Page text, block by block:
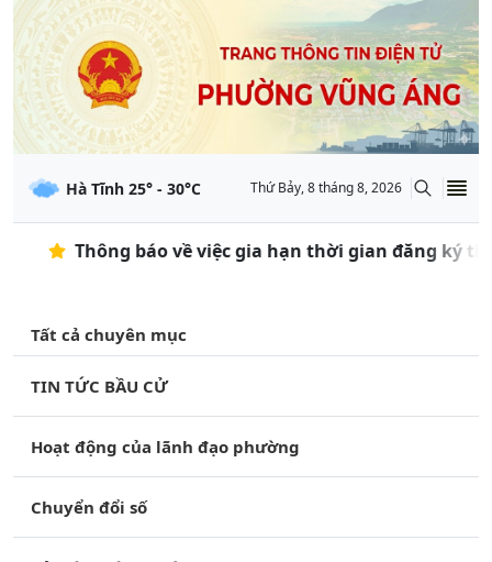
Hà Tĩnh 25° - 30°C Thứ Bảy, 8 tháng 8, 2026
Thông báo về việc gia hạn thời gian đăng ký
Tất cả chuyên mục
TIN TỨC BẦU CỬ
Hoạt động của lãnh đạo phường
Chuyển đổi số